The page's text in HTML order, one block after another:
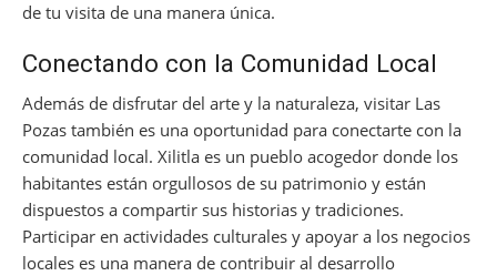
de tu visita de una manera única.
Conectando con la Comunidad Local
Además de disfrutar del arte y la naturaleza, visitar Las
Pozas también es una oportunidad para conectarte con la
comunidad local. Xilitla es un pueblo acogedor donde los
habitantes están orgullosos de su patrimonio y están
dispuestos a compartir sus historias y tradiciones.
Participar en actividades culturales y apoyar a los negocios
locales es una manera de contribuir al desarrollo